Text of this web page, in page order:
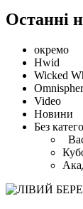
Останні
окремо
Hwid
Wicked
Video
Новини
Без